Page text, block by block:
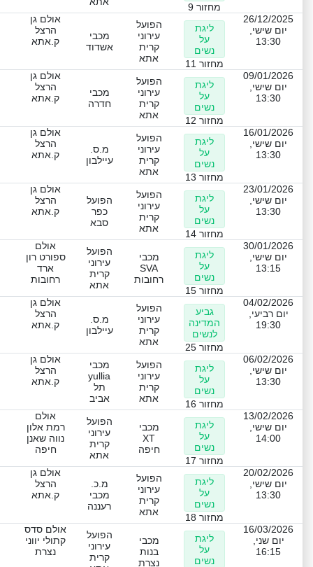
מחזור 9
26/12/2025
יום שישי,
13:30
ליגת
על
נשים
מחזור 11
הפועל
עירוני
קרית
אתא
מכבי
אשדוד
אולם גן
הרצל
ק.אתא
09/01/2026
יום שישי,
13:30
ליגת
על
נשים
מחזור 12
הפועל
עירוני
קרית
אתא
מכבי
חדרה
אולם גן
הרצל
ק.אתא
16/01/2026
יום שישי,
13:30
ליגת
על
נשים
מחזור 13
הפועל
עירוני
קרית
אתא
מ.ס.
עיילבון
אולם גן
הרצל
ק.אתא
23/01/2026
יום שישי,
13:30
ליגת
על
נשים
מחזור 14
הפועל
עירוני
קרית
אתא
הפועל
כפר
סבא
אולם גן
הרצל
ק.אתא
30/01/2026
יום שישי,
13:15
ליגת
על
נשים
מחזור 15
מכבי
SVA
רחובות
הפועל
עירוני
קרית
אתא
אולם
ספורט רון
ארד
רחובות
04/02/2026
יום רביעי,
19:30
גביע
המדינה
לנשים
מחזור 25
הפועל
עירוני
קרית
אתא
מ.ס.
עיילבון
אולם גן
הרצל
ק.אתא
06/02/2026
יום שישי,
13:30
ליגת
על
נשים
מחזור 16
הפועל
עירוני
קרית
אתא
מכבי
yullia
תל
אביב
אולם גן
הרצל
ק.אתא
13/02/2026
יום שישי,
14:00
ליגת
על
נשים
מחזור 17
מכבי
XT
חיפה
הפועל
עירוני
קרית
אתא
אולם
רמת אלון
נווה שאנן
חיפה
20/02/2026
יום שישי,
13:30
ליגת
על
נשים
מחזור 18
הפועל
עירוני
קרית
אתא
מ.כ.
מכבי
רעננה
אולם גן
הרצל
ק.אתא
16/03/2026
יום שני,
16:15
ליגת
על
נשים
מכבי
בנות
נצרת
הפועל
עירוני
קרית
אולם סדס
קתולי יווני
נצרת